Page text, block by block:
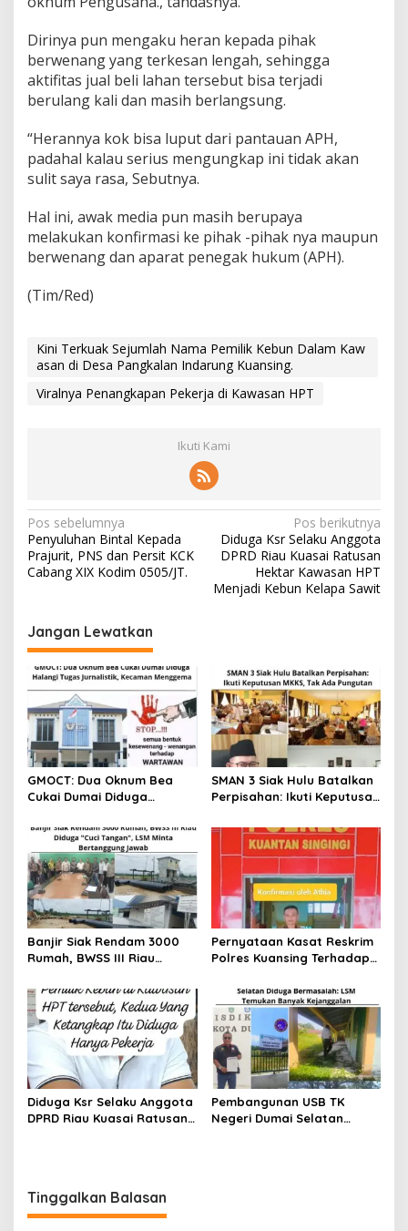
Dirinya pun mengaku heran kepada pihak
berwenang yang terkesan lengah, sehingga
aktifitas jual beli lahan tersebut bisa terjadi
berulang kali dan masih berlangsung.
“Herannya kok bisa luput dari pantauan APH,
padahal kalau serius mengungkap ini tidak akan
sulit saya rasa, Sebutnya.
Hal ini, awak media pun masih berupaya
melakukan konfirmasi ke pihak -pihak nya maupun
berwenang dan aparat penegak hukum (APH).
(Tim/Red)
Kini Terkuak Sejumlah Nama Pemilik Kebun Dalam Kaw
asan di Desa Pangkalan Indarung Kuansing.
Viralnya Penangkapan Pekerja di Kawasan HPT
Ikuti Kami
N
a
v
g
a
s
i
p
o
s
Pos sebelumnya
Penyuluhan Bintal Kepada
Prajurit, PNS dan Persit KCK
Cabang XIX Kodim 0505/JT.
Pos berikutnya
Diduga Ksr Selaku Anggota
DPRD Riau Kuasai Ratusan
Hektar Kawasan HPT
Menjadi Kebun Kelapa Sawit
Jangan Lewatkan
GMOCT: Dua Oknum Bea
Cukai Dumai Diduga
Kecaman Menggema
SMAN 3 Siak Hulu Batalkan
Perpisahan: Ikuti Keputusan
Banjir Siak Rendam 3000
Rumah, BWSS III Riau
Riau Bersatu Minta
Pertanggungjawaban
Pernyataan Kasat Reskrim
Polres Kuansing Terhadap
Kedua Pekerja di Dalam
Kawasan HPT.
Diduga Ksr Selaku Anggota
DPRD Riau Kuasai Ratusan
Pembangunan USB TK
Negeri Dumai Selatan
Tinggalkan Balasan